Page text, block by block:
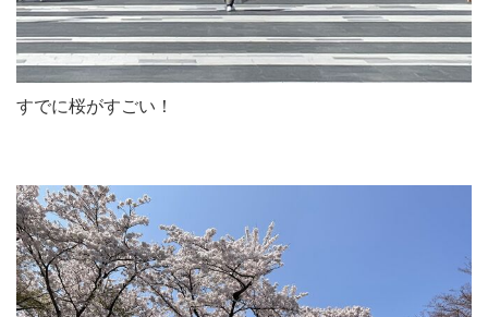
すでに桜がすごい！